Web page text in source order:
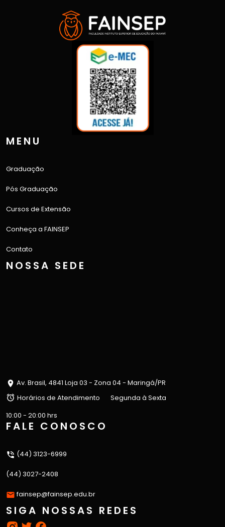
MENU
Graduação
Pós Graduação
Cursos de Extensão
Conheça a FAINSEP
Contato
NOSSA SEDE
Av. Brasil, 4841 Loja 03 - Zona 04 - Maringá/PR
Horários de Atendimento
Segunda à Sexta
10:00 - 20:00 hrs
FALE CONOSCO
(44) 3123-6999
(44) 3027-2408
fainsep@fainsep.edu.br
SIGA NOSSAS REDES